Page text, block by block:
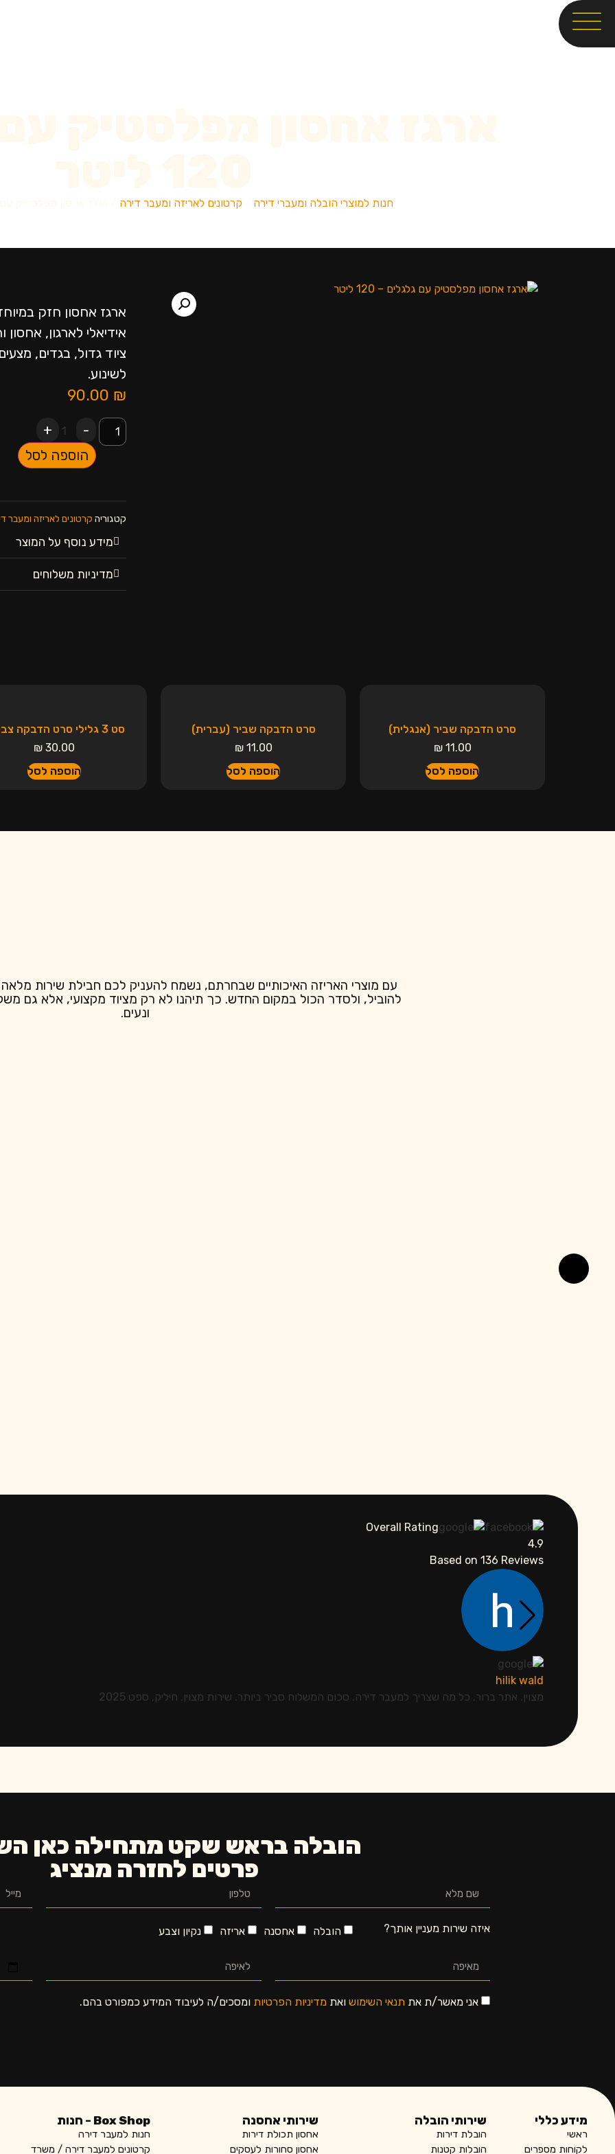
חנות למוצרי הובלה ומעברי דירה קרטונים לאריזה ומעבר דירה
אידיאלי לארגון,
ציוד גדול, בגדים,
לשינוע.
90.00 ₪
-
1
+
הוספה לסל
קטגוריה קרטונים לאריזה ומעבר
מידע נוסף על המוצר
מדיניות משלוחים
סרט הדבקה שביר (אנגלית)
11.00
₪
הוספה לסל
סרט הדבקה שביר (עברית)
11.00
₪
הוספה לסל
סט 3 גלילי סרט הדבקה צבעוני
30.00
₪
הוספה לסל
עם מוצרי האריזה האיכותיים שבחרתם, נשמח להעניק לכם חבילת שירות מלאה
להוביל, ולסדר הכול במקום החדש. כך תיהנו לא רק מציוד מקצועי, אלא גם
ונעים.
Overall Rating
4.9
Based on136 Reviews
hilik wald
מצוין. אתר ברור, כל מה שצריך למעבר דירה. סכום המשלוח סביר ביותר. שירות מצוין. חיליק, ספט 2025
הובלה בראש שקט מתחילה כאן
פרטים לחזרה מנציג
איזה שירות מעניין אותך? הובלה אחסנה אריזה נקיון וצבע
אני מאשר/ת את תנאי השימוש ואת מדיניות הפרטיות ומסכים/ה לעיבוד המידע כמפורט בהם.
מידע כללי
ראשי
לקוחות מספרים
שירותי הובלה
הובלת דירות
הובלות קטנות
שירותי אחסנה
אחסון תכולת דירות
אחסון סחורות לעסקים
Box Shop - חנות
חנות למעבר דירה
קרטונים למעבר דירה / משרד